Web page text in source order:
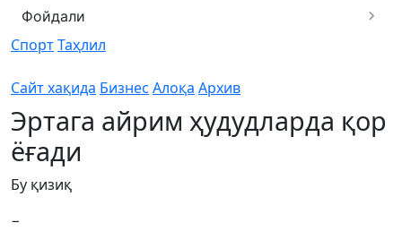
Фойдали
СпортТаҳлил
Сайт хақида Бизнес Алоқа Архив
Эртага айрим ҳудудларда қор
ёғади
Бу қизиқ
−